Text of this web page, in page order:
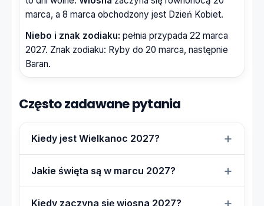
marca, a 8 marca obchodzony jest Dzień Kobiet.
Niebo i znak zodiaku: pełnia przypada 22 marca
2027. Znak zodiaku: Ryby do 20 marca, następnie
Baran.
Często zadawane pytania
Kiedy jest Wielkanoc 2027?
Jakie święta są w marcu 2027?
Kiedy zaczyna się wiosna 2027?